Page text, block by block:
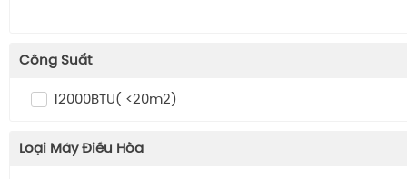
Công Suất
12000BTU( <20m2)
Loại Máy Điều Hòa